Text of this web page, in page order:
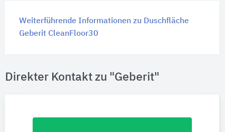
Weiterführende Informationen zu Duschfläche
Geberit CleanFloor30
Direkter Kontakt zu "Geberit"